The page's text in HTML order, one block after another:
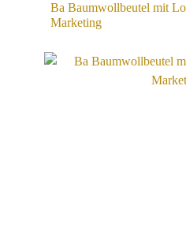
Ba Baumwollbeutel mit
Marketing